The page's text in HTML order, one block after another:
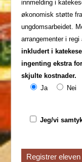
innmelding i
økonomisk støtte
ungdomsarbeidet.
arrangementer i regi
inkludert i
ingenting ekstra
skjulte kostnader.
Ja
Nei
Jeg/vi